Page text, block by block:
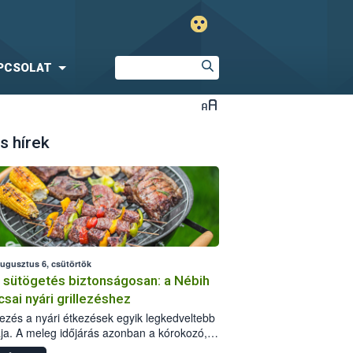
hírek
6, csütörtök
sütögetés biztonságosan: a Nébih
nyári grillezéshez
a nyári étkezések egyik legkedveltebb
A meleg időjárás azonban a kórokozó,
okozó baktériumok gyorsabb